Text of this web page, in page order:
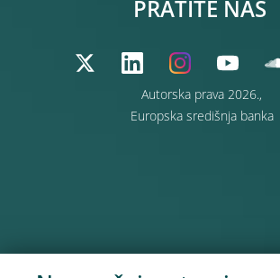
Autorska prava 2026.,
Europska središnja banka
PRATITE NAS